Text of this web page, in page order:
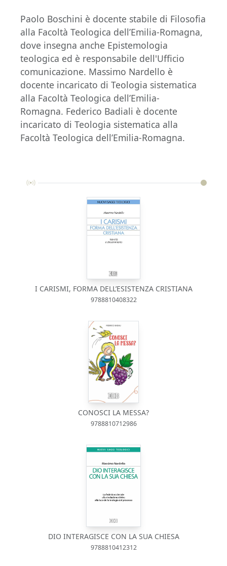
Paolo Boschini è docente stabile di Filosofia
alla Facoltà Teologica dell’Emilia-Romagna,
dove insegna anche Epistemologia
teologica ed è responsabile dell'Ufficio
comunicazione. Massimo Nardello è
docente incaricato di Teologia sistematica
alla Facoltà Teologica dell’Emilia-
Romagna. Federico Badiali è docente
incaricato di Teologia sistematica alla
Facoltà Teologica dell’Emilia-Romagna.
I CARISMI, FORMA DELL’ESISTENZA CRISTIANA
9788810408322
CONOSCI LA MESSA?
9788810712986
DIO INTERAGISCE CON LA SUA CHIESA
9788810412312